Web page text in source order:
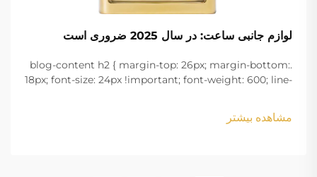
لوازم جانبی ساعت: در سال 2025 ضروری است
.blog-content h2 { margin-top: 26px; margin-bottom:
18px; font-size: 24px !important; font-weight: 600; line-
margin-bottom: 18px; font-size: 20px !important; font-
w...
مشاهده بیشتر